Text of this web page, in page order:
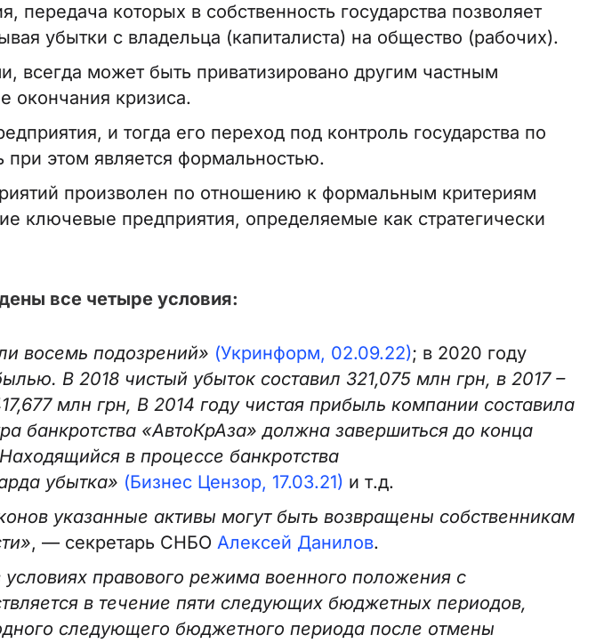
которых в собственность государства позволяет
убытки с владельца (капиталиста) на общество (рабочих).
всегда может быть приватизировано другим частным
окончания кризиса.
и тогда его переход под контроль государства по
при этом является формальностью.
произволен по отношению к формальным критериям
ключевые предприятия, определяемые как стратегически
все четыре условия:
восемь подозрений» (Укринформ, 02.09.22); в 2020 году
В 2018 чистый убыток составил 321,075 млн грн, в 2017 –
млн грн, В 2014 году чистая прибыль компании составила
банкротства «АвтоКрАза» должна завершиться до конца
в процессе банкротства
убытка» (Бизнес Цензор, 17.03.21) и т.д.
указанные активы могут быть возвращены собственникам
, — секретарь СНБО Алексей Данилов.
правового режима военного положения с
в течение пяти следующих бюджетных периодов,
следующего бюджетного периода после отмены